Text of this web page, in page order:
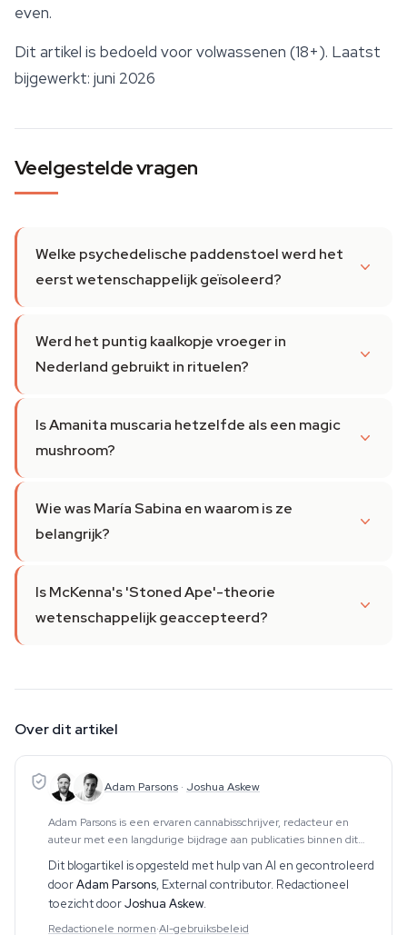
even.
Dit artikel is bedoeld voor volwassenen (18+). Laatst
bijgewerkt: juni 2026
Veelgestelde vragen
Welke psychedelische paddenstoel werd het
eerst wetenschappelijk geïsoleerd?
Werd het puntig kaalkopje vroeger in
Nederland gebruikt in rituelen?
Is Amanita muscaria hetzelfde als een magic
mushroom?
Wie was María Sabina en waarom is ze
belangrijk?
Is McKenna's 'Stoned Ape'-theorie
wetenschappelijk geaccepteerd?
Over dit artikel
Adam Parsons · Joshua Askew
Adam Parsons is een ervaren cannabisschrijver, redacteur en
auteur met een langdurige bijdrage aan publicaties binnen dit
vakgebied. Zijn werk omvat CBD, psychedelica, etnobotanica en
aanverwante onderwerpen. Hij produce
Dit blogartikel is opgesteld met hulp van AI en gecontroleerd
doorAdam Parsons, External contributor. Redactioneel
toezicht doorJoshua Askew.
Redactionele normen·AI-gebruiksbeleid